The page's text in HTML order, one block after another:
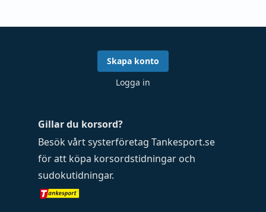
Gillar du korsord?
Besök vårt systerföretag Tankesport.se
för att köpa korsordstidningar och
sudokutidningar.
Skapa konto
Logga in